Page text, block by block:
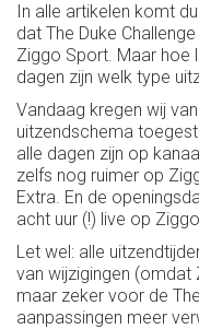
In alle artikelen komt
dat The Duke
Ziggo Sport. Maar hoe
dagen zijn welk type
Vandaag kregen wij
uitzendschema
alle dagen zijn op
zelfs nog ruimer op
Extra. En de
acht uur (!) live op
Let wel: alle
van wijzigingen (omdat
maar zeker voor de
aanpassingen meer